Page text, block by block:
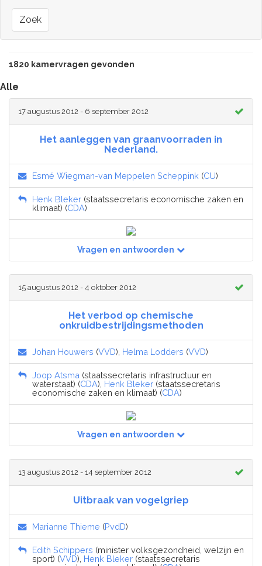
Zoek
1820 kamervragen gevonden
Alle
17 augustus 2012 - 6 september 2012
Het aanleggen van graanvoorraden in
Nederland.
Esmé Wiegman-van Meppelen Scheppink (CU)
Henk Bleker (staatssecretaris economische zaken en
klimaat) (CDA)
Vragen en antwoorden
15 augustus 2012 - 4 oktober 2012
Het verbod op chemische
onkruidbestrijdingsmethoden
Johan Houwers (VVD), Helma Lodders (VVD)
Joop Atsma (staatssecretaris infrastructuur en
waterstaat) (CDA), Henk Bleker (staatssecretaris
economische zaken en klimaat) (CDA)
Vragen en antwoorden
13 augustus 2012 - 14 september 2012
Uitbraak van vogelgriep
Marianne Thieme (PvdD)
Edith Schippers (minister volksgezondheid, welzijn en
sport) (VVD), Henk Bleker (staatssecretaris